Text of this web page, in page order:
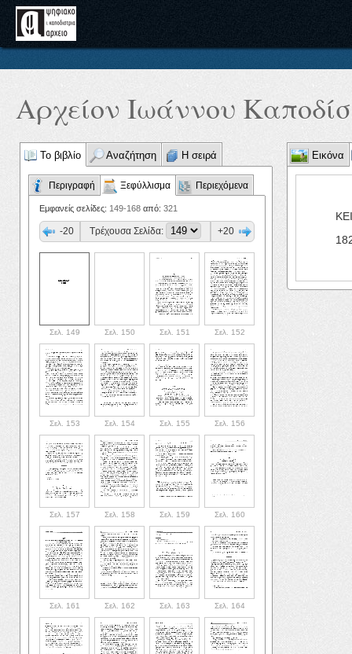
Αρχείον Ιωάννου
Το βιβλίο Αναζήτηση Η σειρά
Περιγραφή Ξεφύλλισμα Περιεχόμενα
Εμφανείς σελίδες: 149-168 από: 321
-20 Τρέχουσα Σελίδα: +20
Σελ. 149 Σελ. 150 Σελ. 151 Σελ. 152
Σελ. 153 Σελ. 154 Σελ. 155 Σελ. 156
Σελ. 157 Σελ. 158 Σελ. 159 Σελ. 160
Σελ. 161 Σελ. 162 Σελ. 163 Σελ. 164
Εικόνα